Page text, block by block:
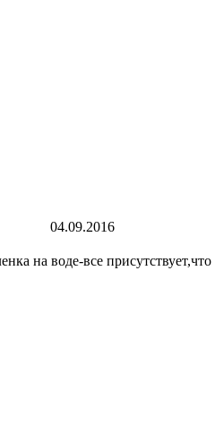
04.09.2016
воде-все присутствует,что